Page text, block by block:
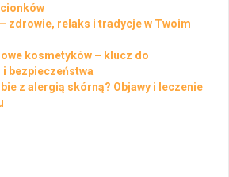
zdrowie, relaks i tradycje w Twoim
kosmetyków – klucz do
bezpieczeństwa
z alergią skórną? Objawy i leczenie